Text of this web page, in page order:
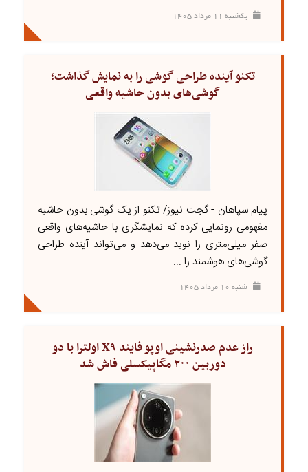
يکشنبه ۱۱ مرداد ۱۴۰۵
تکنو آینده طراحی گوشی را به نمایش گذاشت؛
گوشی‌های بدون حاشیه واقعی
پیام سپاهان - گجت نیوز/ تکنو از یک گوشی بدون حاشیه
مفهومی رونمایی کرده که نمایشگری با حاشیه‌های واقعی
صفر میلی‌متری را نوید می‌دهد و می‌تواند آینده طراحی
گوشی‌های هوشمند را ...
شنبه ۱۰ مرداد ۱۴۰۵
راز عدم صدرنشینی اوپو فایند X۹ اولترا با دو
دوربین ۲۰۰ مگاپیکسلی فاش شد